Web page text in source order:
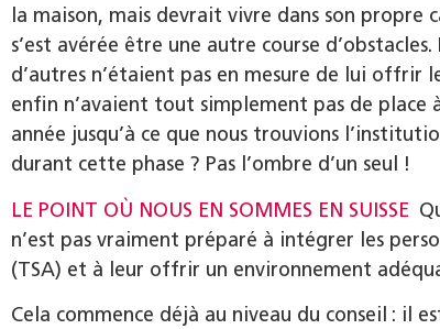
la maison, mais devrait vivre dans son propre
s’est avérée être une autre course
d’autres n’étaient pas en mesure de lui offrir
enfin n’avaient tout simplement pas de place
année jusqu’à ce que nous trouvions
durant cette phase ? Pas l’ombre d’un seul !
LE POINT OÙ NOUS EN SOMMES EN SUISSE
n’est pas vraiment préparé à intégrer les
(TSA) et à leur offrir un environnement
Cela commence déjà au niveau du conseil : il